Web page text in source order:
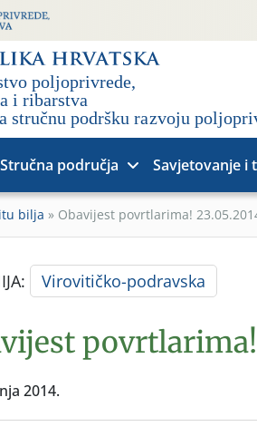
Stručna područja Savjetovanje i
bilja » Obavijest povrtlarima!
Virovitičko-podravska
povrtlarima!
2014.